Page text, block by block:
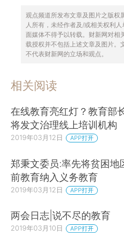
观点频道所发布文章及图片之版权
人所有，未经作者及/或相关权利
面媒体不得予以转载。财新网对相
载授权并不包括上述文章及图片。
不代表财新网的立场和观点。
相关阅读
在线教育亮红灯？教育部
将发文治理线上培训机构
2019年03月12日 APP打开
郑秉文委员:率先将贫困地
前教育纳入义务教育
2019年03月12日 APP打开
两会日志|说不尽的教育
2019年03月10日 APP打开